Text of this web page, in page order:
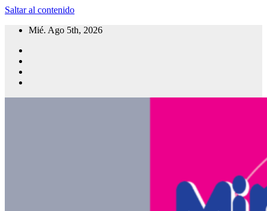
Saltar al contenido
Mié. Ago 5th, 2026